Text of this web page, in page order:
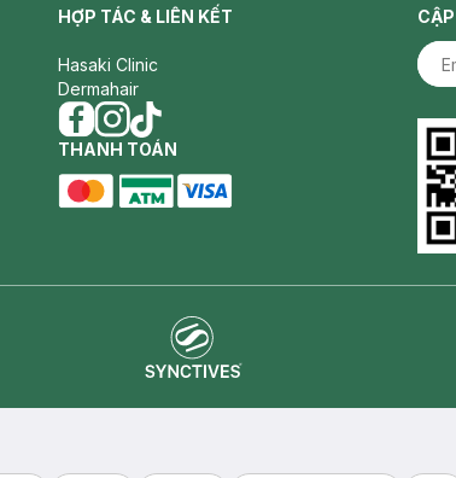
HỢP TÁC & LIÊN KẾT
Hasaki Clinic
Dermahair
facebook
instagram
tiktok
THANH TOÁN